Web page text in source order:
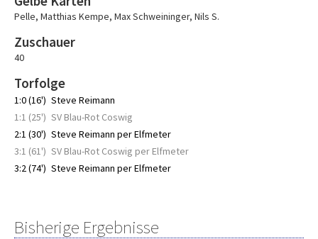
Pelle, Matthias Kempe, Max Schweininger, Nils S.
Zuschauer
40
Torfolge
1:0 (16') Steve Reimann
1:1 (25') SV Blau-Rot Coswig
2:1 (30') Steve Reimann per Elfmeter
3:1 (61') SV Blau-Rot Coswig per Elfmeter
3:2 (74') Steve Reimann per Elfmeter
Bisherige Ergebnisse